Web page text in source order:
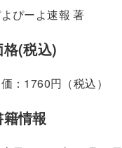
ぴーよ速報 著
格(税込)
：1760円（税込）
情報